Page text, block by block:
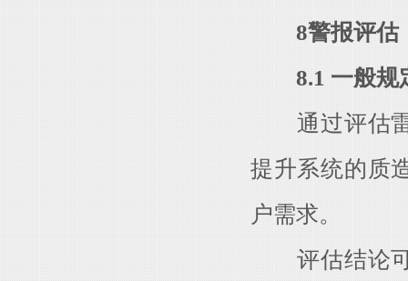
8警报评估
8.1 一般规
通过评估雷
提升系统的质
户需求。
评估结论可